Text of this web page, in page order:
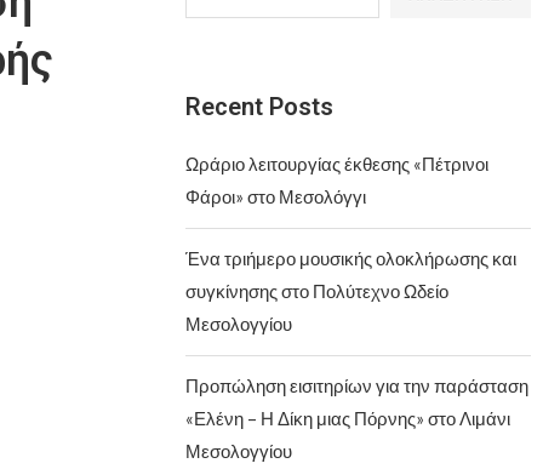
Recent Posts
Ωράριο λειτουργίας έκθεσης «Πέτρινοι
Φάροι» στο Μεσολόγγι
Ένα τριήμερο μουσικής ολοκλήρωσης και
συγκίνησης στο Πολύτεχνο Ωδείο
Μεσολογγίου
Προπώληση εισιτηρίων για την παράσταση
«Ελένη – Η Δίκη μιας Πόρνης» στο Λιμάνι
Μεσολογγίου